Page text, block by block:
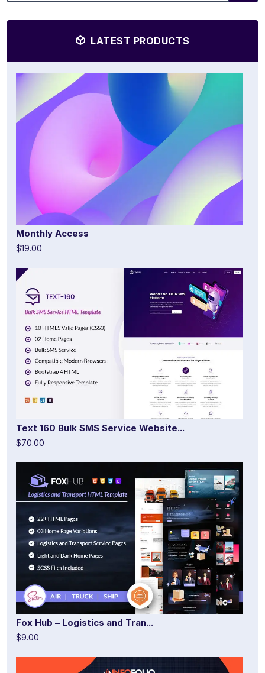
LATEST PRODUCTS
Monthly Access
$19.00
Text 160 Bulk SMS Service Website...
$70.00
Fox Hub – Logistics and Tran...
$9.00